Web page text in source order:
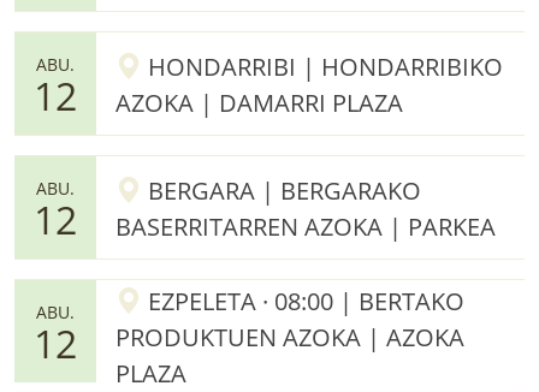
ABU.
12
HONDARRIBI | HONDARRIBIKO
AZOKA | DAMARRI PLAZA
ABU.
12
BERGARA | BERGARAKO
BASERRITARREN AZOKA | PARKEA
ABU.
12
EZPELETA · 08:00 | BERTAKO
PRODUKTUEN AZOKA | AZOKA
PLAZA